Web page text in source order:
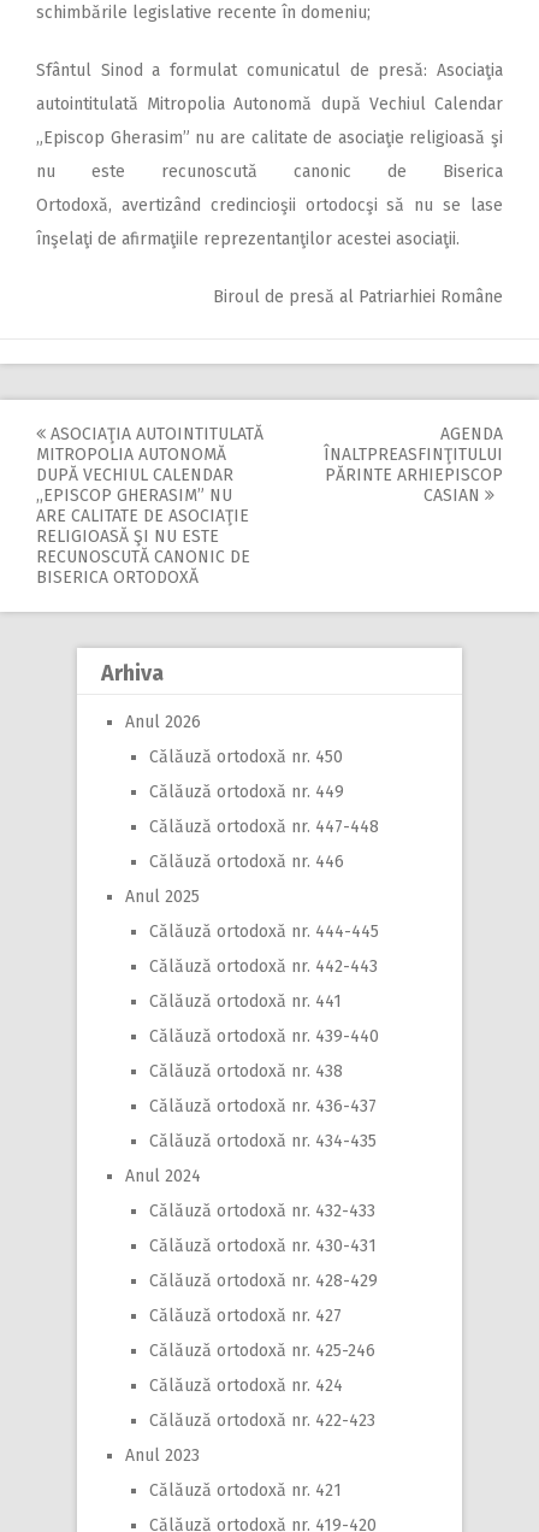
schimbările legislative recente în domeniu;
Sfântul Sinod a formulat co­municatul de presă: Asociaţia
autointitulată Mitropolia Auto­nomă după Vechiul Calendar
„Episcop Gherasim” nu are calitate de asociaţie religioasă şi
nu este recunoscută canonic de Biserica
Ortodoxă, avertizând credincioşii ortodocşi să nu se lase
înşelaţi de afirmaţiile reprezentanţilor acestei asociaţii.
Biroul de presă al Patriarhiei Române
Post
navigation
ASOCIAŢIA AUTOINTITULATĂ
MITROPOLIA AUTONOMĂ
DUPĂ VECHIUL CALENDAR
,,EPISCOP GHERASIM” NU
ARE CALITATE DE ASOCIAŢIE
RELIGIOASĂ ŞI NU ESTE
RECUNOSCUTĂ CANONIC DE
BISERICA ORTODOXĂ
AGENDA
ÎNALTPREASFINŢITULUI
PĂRINTE ARHIEPISCOP
CASIAN
Arhiva
Anul 2026
Călăuză ortodoxă nr. 450
Călăuză ortodoxă nr. 449
Călăuză ortodoxă nr. 447-448
Călăuză ortodoxă nr. 446
Anul 2025
Călăuză ortodoxă nr. 444-445
Călăuză ortodoxă nr. 442-443
Călăuză ortodoxă nr. 441
Călăuză ortodoxă nr. 439-440
Călăuză ortodoxă nr. 438
Călăuză ortodoxă nr. 436-437
Călăuză ortodoxă nr. 434-435
Anul 2024
Călăuză ortodoxă nr. 432-433
Călăuză ortodoxă nr. 430-431
Călăuză ortodoxă nr. 428-429
Călăuză ortodoxă nr. 427
Călăuză ortodoxă nr. 425-246
Călăuză ortodoxă nr. 424
Călăuză ortodoxă nr. 422-423
Anul 2023
Călăuză ortodoxă nr. 421
Călăuză ortodoxă nr. 419-420